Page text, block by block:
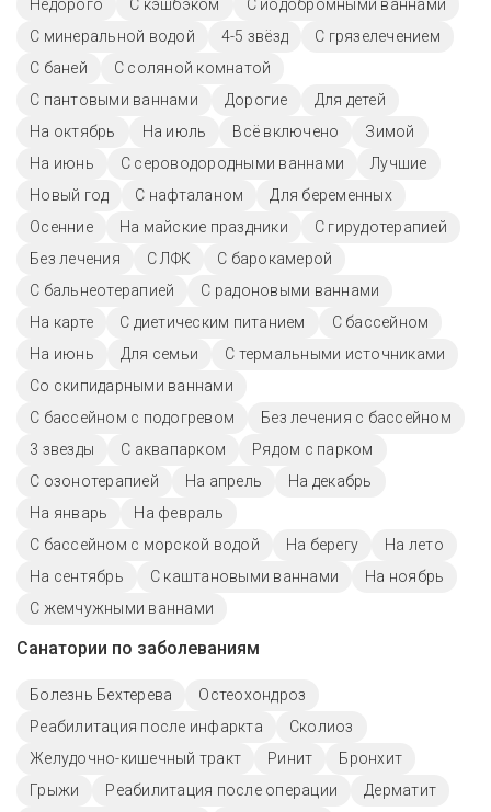
Недорого
С кэшбэком
С йодобромными ваннами
С минеральной водой
4-5 звёзд
С грязелечением
С баней
С соляной комнатой
С пантовыми ваннами
Дорогие
Для детей
На октябрь
На июль Всё включено
Зимой
На июнь
С сероводородными ваннами
Лучшие
Новый год
С нафталаном
Для беременных
Осенние
На майские праздники
С гирудотерапией
Без лечения
С ЛФК
С барокамерой
С бальнеотерапией
С радоновыми ваннами
На карте
С диетическим питанием
C бассейном
На июнь
Для семьи
С термальными источниками
Со скипидарными ваннами
С бассейном с подогревом
Без лечения с бассейном
3 звезды
С аквапарком
Рядом с парком
С озонотерапией
На апрель
На декабрь
На январь
На февраль
С бассейном с морской водой
На берегу
На лето
На сентябрь
С каштановыми ваннами
На ноябрь
С жемчужными ваннами
Санатории по заболеваниям
Болезнь Бехтерева
Остеохондроз
Реабилитация после инфаркта
Сколиоз
Желудочно-кишечный тракт
Ринит
Бронхит
Грыжи
Реабилитация после операции
Дерматит